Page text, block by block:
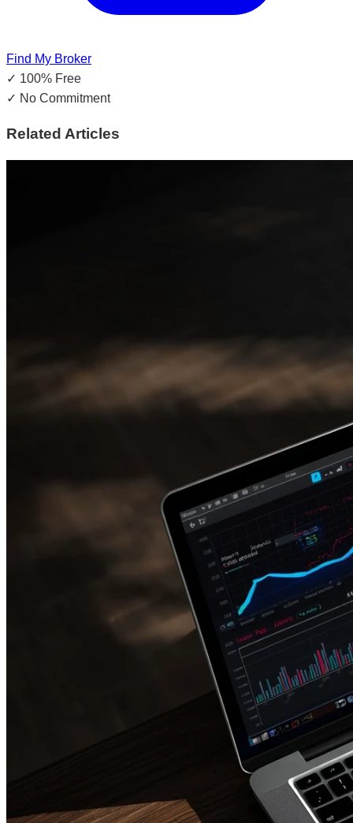
Find My Broker
✓ 100% Free
✓ No Commitment
Related Articles